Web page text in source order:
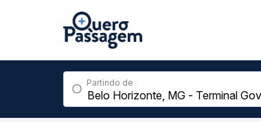
Partindo de